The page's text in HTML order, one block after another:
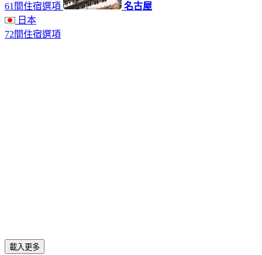
61間住宿選項
名古屋
日本
72間住宿選項
載入更多